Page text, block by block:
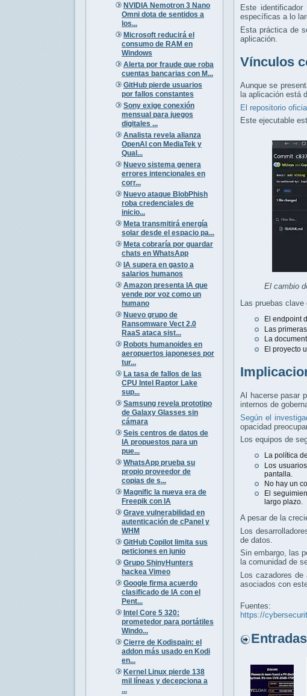
NVIDIA Nemotron 3 Nano
Omni dota de sentidos a
los...
Microsoft reducirá el
consumo de RAM en
Windows
Alerta por fraude que roba
cuentas bancarias con M...
GitHub pierde usuarios
por fallos constantes
Sony exige conexión
mensual para juegos
digitales ...
Analista revela alianza
OpenAI con MediaTek y
Qual...
Nuevo sistema genera
errores intencionales en
corr...
Nuevo ataque BlobPhish
roba credenciales de
inicio...
Meta transmitirá energía
solar desde el espacio pa...
Meta cobraría por guardar
chats en WhatsApp
IA supera en gasto a
salarios humanos
Amazon presenta IA que
vende por voz como un
humano
Nuevo grupo de
Ransomware Vect 2.0
RaaS ataca sist...
Robots humanoides en
aeropuertos japoneses por
tur...
La tasa de fallos de las
CPU Intel Raptor Lake
sup...
Samsung revela prototipo
de Galaxy Glasses sin
cámara
Seis centros de datos de
IA propuestos para un
pue...
WhatsApp prueba su
propio proveedor de
copias de s...
Magnific la nueva era de
Freepik con IA
Grave vulnerabilidad en
autenticación de cPanel y
WHM
GitHub Copilot limita sus
peticiones en junio
Grupo ShinyHunters
hackea Vimeo
Google firma acuerdo
clasificado de IA con el
Pent...
Intel Core 5 320:
prometedor para portátiles
Windo...
Cierre de Kodispain: el
addon más usado en Kodi
en...
Kernel Linux pierde 138
mil líneas y decepciona a
...
Este
específicas a lo
Esta práctica de
aplicación.
Vínculos
Aunque se
la aplicación está
El repositorio
Este ejecutable
El cambio
Las pruebas
El endpoint
Las
La
El proyecto
Al hacerse pasar
internos de
Según el
opacidad
Los equipos de
La política
Los
pantalla.
No hay un
El
largo plazo.
A pesar de la
Los
de datos.
Sin embargo, las
la comunidad de
Los cazadores
asociados con
Fuentes:
https://
Entradas